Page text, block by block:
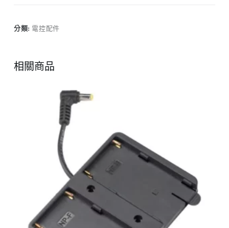
分類: 電控配件
相關商品